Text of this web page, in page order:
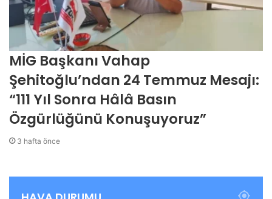
MİG Başkanı Vahap
Şehitoğlu’ndan 24 Temmuz Mesajı:
“111 Yıl Sonra Hâlâ Basın
Özgürlüğünü Konuşuyoruz”
3 hafta önce